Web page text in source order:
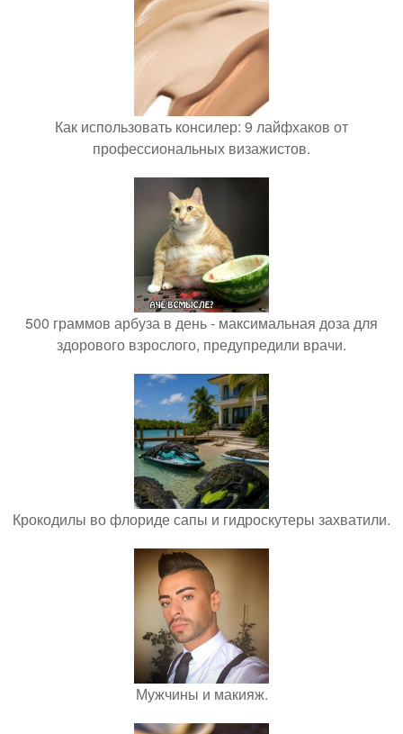
Как использовать консилер: 9 лайфхаков от
профессиональных визажистов.
500 граммов арбуза в день - максимальная доза для
здорового взрослого, предупредили врачи.
Крокодилы во флориде сапы и гидроскутеры захватили.
Мужчины и макияж.